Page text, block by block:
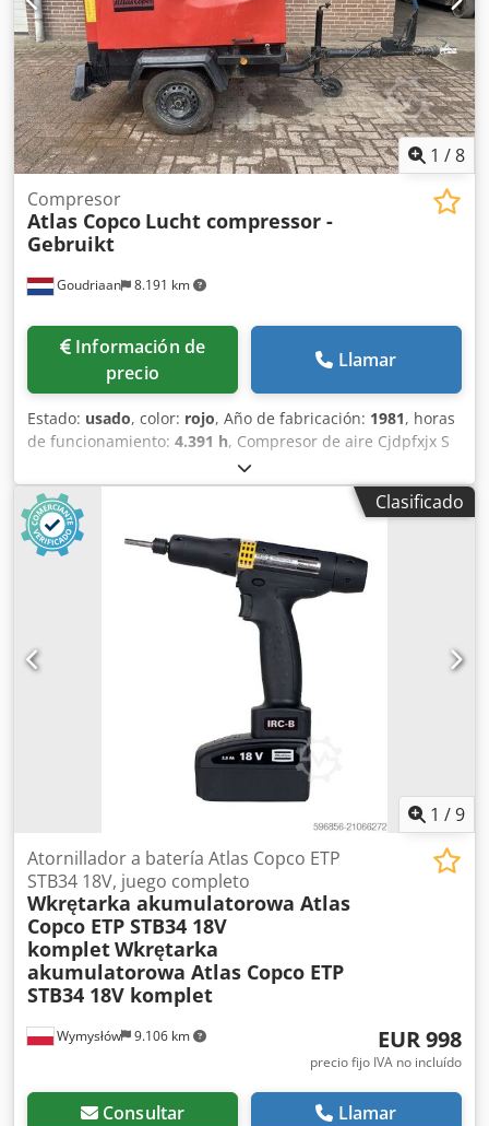
1 /8
Goudriaan 8.191 km
Compresor
Atlas Copco Lucht compressor -
Gebruikt
Información de
precio
Llamar
Estado: usado, color: rojo, Año de fabricación: 1981, horas
de funcionamiento: 4.391 h, Compresor de aire Cjdpfxjx S
Nxao Afksrf • Presión de trabajo: 11 bar • 4391 horas •
Iluminación vial • Totalmente funcional Estado: Usado
Año de fabricación: 1981
Clasificado
1 /9
Wymysłów 9.106 km
Atornillador a batería Atlas Copco ETP
STB34 18V, juego completo
Wkrętarka akumulatorowa Atlas
Copco ETP STB34 18V
kompletWkrętarka
akumulatorowa Atlas Copco ETP
STB34 18V komplet
EUR 998
precio fijo IVA no incluído
Consultar Llamar